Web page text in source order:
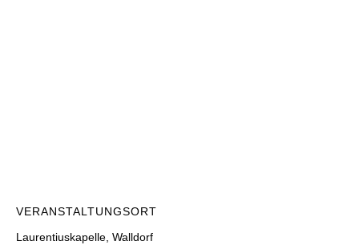
VERANSTALTUNGSORT
Laurentiuskapelle, Walldorf